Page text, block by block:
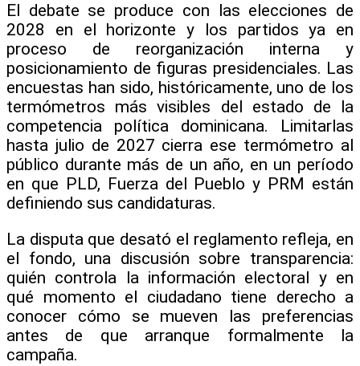
El debate se produce con las elecciones de
2028 en el horizonte y los partidos ya en
proceso de reorganización interna y
posicionamiento de figuras presidenciales. Las
encuestas han sido, históricamente, uno de los
termómetros más visibles del estado de la
competencia política dominicana. Limitarlas
hasta julio de 2027 cierra ese termómetro al
público durante más de un año, en un período
en que PLD, Fuerza del Pueblo y PRM están
definiendo sus candidaturas.
La disputa que desató el reglamento refleja, en
el fondo, una discusión sobre transparencia:
quién controla la información electoral y en
qué momento el ciudadano tiene derecho a
conocer cómo se mueven las preferencias
antes de que arranque formalmente la
campaña.